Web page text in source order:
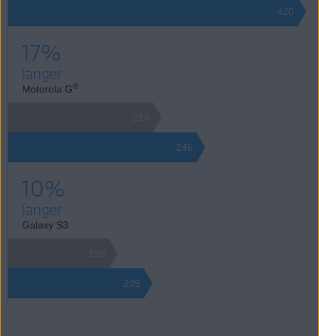
420
17%
langer
Motorola G®
246
10%
langer
Galaxy S3
209